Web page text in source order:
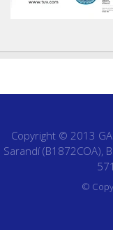
Copyright © 2013
Sarandí (B1872COA),
©